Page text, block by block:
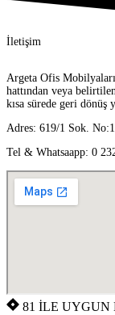
İletişim
Argeta Ofis
hattından veya
kısa sürede geri dönüş
Adres: 619/1 Sok.
Tel & Whatsaapp: 0
81 İLE